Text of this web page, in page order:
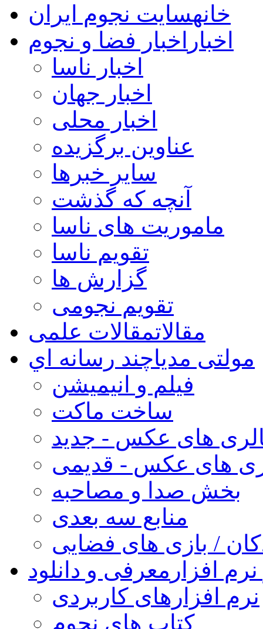
خانهسایت نجوم ایران
اخبار اخبار فضا و نجوم
اخبار ناسا
اخبار جهان
اخبار محلی
عناوین برگزیده
سایر خبرها
آنچه که گذشت
ماموریت های ناسا
تقویم ناسا
گزارش ها
تقویم نجومی
مقالاتمقالات علمی
مولتی مدیاچند رسانه اي
فیلم و انیمیشن
ساخت ماکت
های عکس - جدید
های عکس - قدیمی
بخش صدا و مصاحبه
منابع سه بعدی
/ بازی های فضایی
افزار معرفی و دانلود
نرم افزارهای کاربردی
کتاب های نجوم